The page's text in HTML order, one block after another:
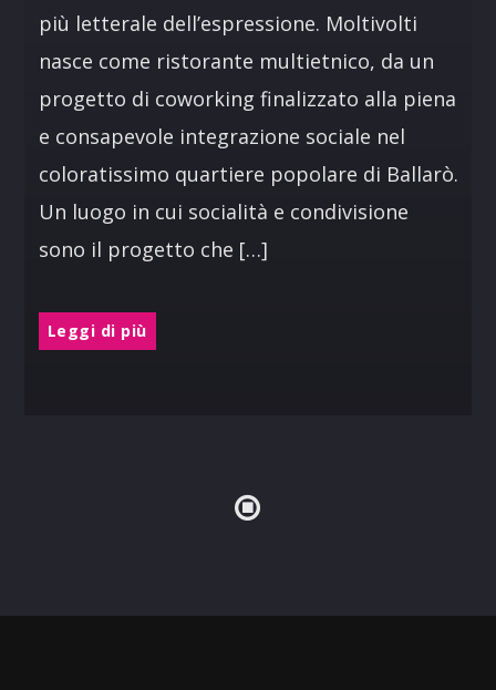
più letterale dell’espressione. Moltivolti
nasce come ristorante multietnico, da un
progetto di coworking finalizzato alla piena
e consapevole integrazione sociale nel
coloratissimo quartiere popolare di Ballarò.
Un luogo in cui socialità e condivisione
sono il progetto che […]
Leggi di più